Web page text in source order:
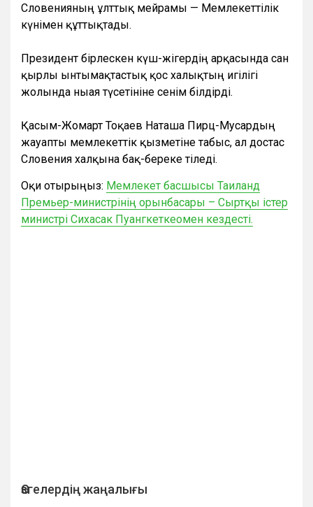
Словенияның ұлттық мейрамы — Мемлекеттілік
күнімен құттықтады.
Президент бірлескен күш-жігердің арқасында сан
қырлы ынтымақтастық қос халықтың игілігі
жолында нығая түсетініне сенім білдірді.
Қасым-Жомарт Тоқаев Наташа Пирц-Мусардың
жауапты мемлекеттік қызметіне табыс, ал достас
Словения халқына бақ-береке тіледі.
Оқи отырыңыз: Мемлекет басшысы Таиланд
Премьер-министрінің орынбасары – Сыртқы істер
министрі Сихасак Пуангкеткеомен кездесті.